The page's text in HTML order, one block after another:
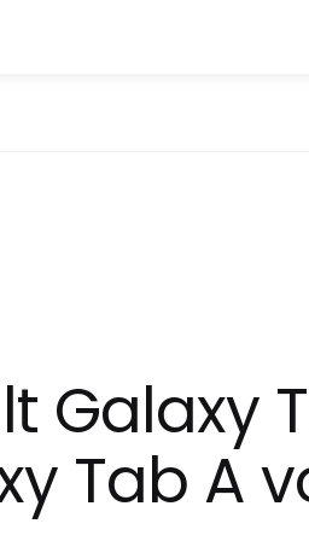
Galaxy
Tab A